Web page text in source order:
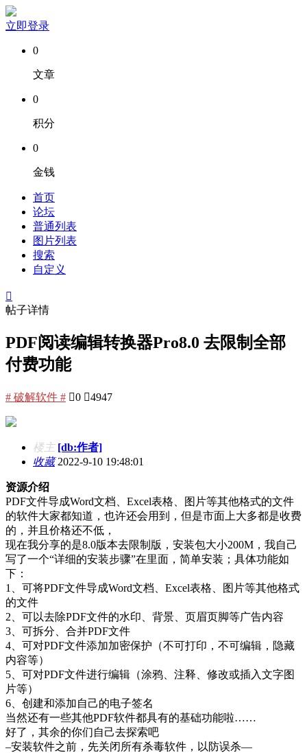
立即登录
0
文章
0
积分
0
金钱
首页
论坛
普通列表
图片列表
搜索
自定义

帖子详情
PDF阅读编辑转换器Pro8.0 去限制全部
付费功能
# 破解软件 # 0 4947
楼主 [db:作者]
收藏2022-9-10 19:48:01
资源介绍
PDF文件导成Word文档、Excel表格、图片等其他格式的文件
的软件大家都知道，也许还会用到，但是市面上大多都是收费
的，并且价格还不低，
现在我分享的是8.0版本去限制版，安装包大小200M，我自己
写了一个“详细的安装步骤”在里面，简单安装；具体功能如
下：
1、可将PDF文件导成Word文档、Excel表格、图片等其他格式
的文件
2、可以去除PDF文件的水印、背景、页眉页脚等广告内容
3、可拆分、合并PDF文件
4、可对PDF文件添加加密保护（不可打印，不可编辑，隐藏
内容等）
5、可对PDF文件进行编辑（涂鸦、注释、修改或插入文字图
片等）
6、创建和添加自己的电子签名
当然还有一些其他PDF软件都具有的基础功能啦……
好了，其余的你们自己去探索吧
–安装软件之前，先关闭所有杀毒软件，以防误杀—